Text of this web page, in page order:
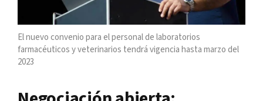
El nuevo convenio para el personal de laboratorios
farmacéuticos y veterinarios tendrá vigencia hasta marzo del
2023